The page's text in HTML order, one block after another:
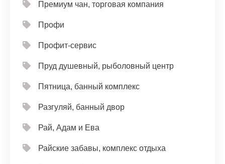
Премиум чан, торговая компания
Профи
Профит-сервис
Пруд душевный, рыболовный центр
Пятница, банный комплекс
Разгуляй, банный двор
Рай, Адам и Ева
Райские забавы, комплекс отдыха